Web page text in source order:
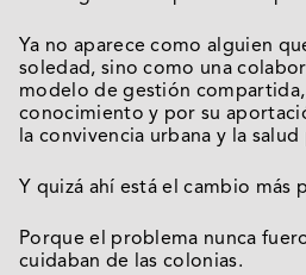
Ya no aparece como alguien
soledad, sino como una
modelo de gestión
conocimiento y por su
la convivencia urbana y la salud
Y quizá ahí está el cambio más
Porque el problema nunca
cuidaban de las colonias.